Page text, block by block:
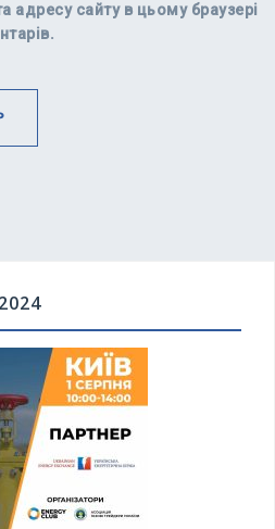
адресу сайту в цьому браузері